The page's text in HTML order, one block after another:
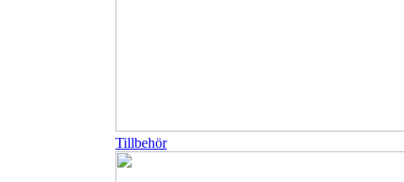
Tillbehör